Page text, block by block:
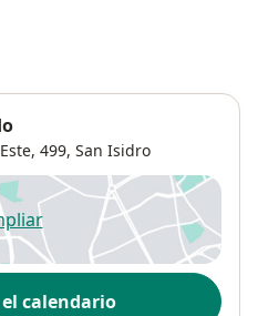
499, San Isidro
se abre en una nueva
calendario